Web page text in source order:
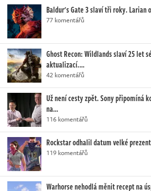
Baldur's Gate 3 slaví tři roky.
77 komentářů
Ghost Recon: Wildlands slaví 25 let
aktualizací.…
42 komentářů
Už není cesty zpět. Sony připomíná
na…
116 komentářů
Rockstar odhalil datum velké
119 komentářů
Warhorse nehodlá měnit recept na